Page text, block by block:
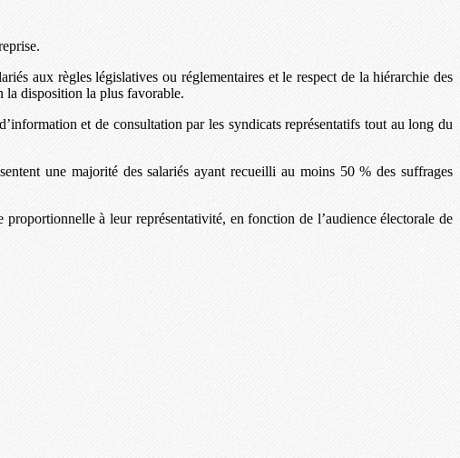
aux règles législatives ou réglementaires et le respect de la hiérarchie des
la disposition la plus favorable.
et de consultation par les syndicats représentatifs tout au long du
une majorité des salariés ayant recueilli au moins 50 % des suffrages
à leur représentativité, en fonction de l’audience électorale de